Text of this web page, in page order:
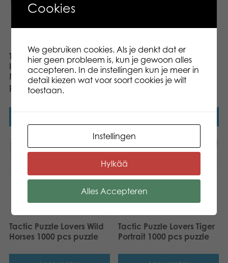
Tactic Puzzle Lovers
Indian Summer in
Norrbotten 1000 pcs
puzzle
Tactic Puzzle Lovers Cute
Tactic Puzzle Lovers Wild
Horses 1000 pcs puzzle
Tactic Puzzle Lovers Tiger
Portrait 1000 pcs puzzle
Cookies
We gebruiken cookies. Als je denkt dat er
hier geen probleem is, kun je gewoon alles
accepteren. In de instellingen kun je meer in
detail kiezen wat voor soort cookies je wilt
toestaan.
Instellingen
Hylkää
Alles Accepteren